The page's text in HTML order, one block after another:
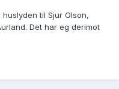
til Sjur Olson,
Det har eg derimot
for Aurland har mista